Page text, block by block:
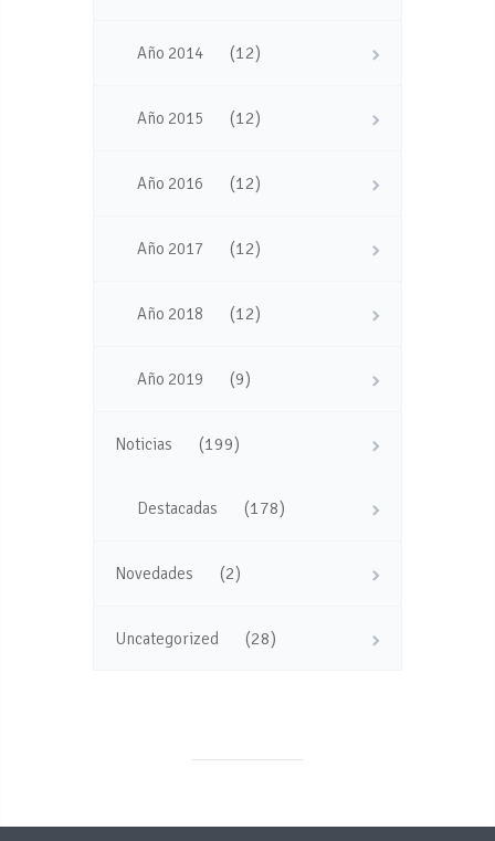
Año 2014 (12)
Año 2015 (12)
Año 2016 (12)
Año 2017 (12)
Año 2018 (12)
Año 2019 (9)
Noticias (199)
Destacadas (178)
Novedades (2)
Uncategorized (28)